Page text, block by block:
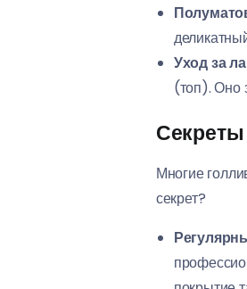
Уход за
(топ). Оно
Секреты
Многие
секрет?